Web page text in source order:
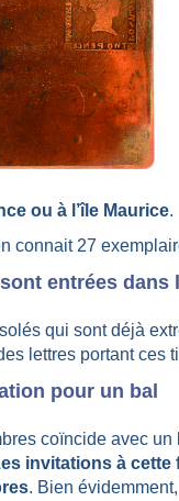
ou à l’île Maurice.
connait 27
entrées dans
qui sont déjà
lettres portant ces
pour un bal
coïncide avec
invitations à cette
. Bien